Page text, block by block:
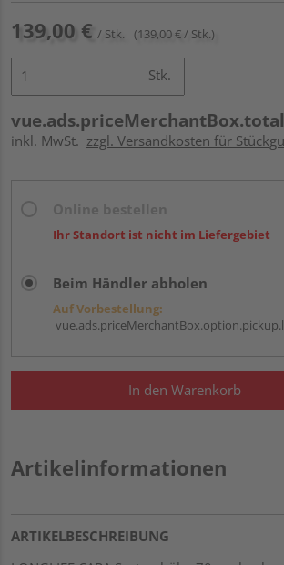
139,00 € / Stk. (139,00 € / Stk.)
Stk.
vue.ads.priceMerchantBox.total
inkl. MwSt. zzgl. Versandkosten für
Ihr Standort ist nicht im Liefergebiet
Beim Händler abholen
Auf Vorbestellung:
In den Warenkorb
Artikelinformationen
ARTIKELBESCHREIBUNG